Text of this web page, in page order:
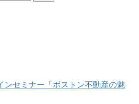
ンセミナー「ボストン不動産の魅